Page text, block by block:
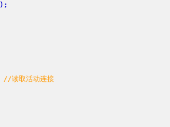
) ;
//读取活动连接